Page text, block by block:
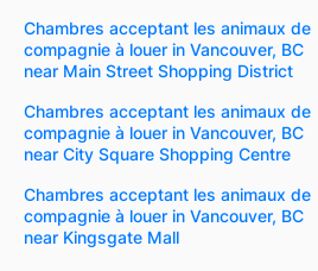
Chambres acceptant les animaux de
compagnie à louer in Vancouver, BC
near Main Street Shopping District
Chambres acceptant les animaux de
compagnie à louer in Vancouver, BC
near City Square Shopping Centre
Chambres acceptant les animaux de
compagnie à louer in Vancouver, BC
near Kingsgate Mall